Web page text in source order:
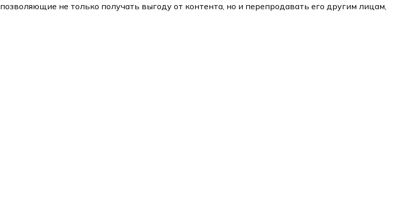
, позволяющие не только получать выгоду от контента, но и перепродавать его другим лицам,